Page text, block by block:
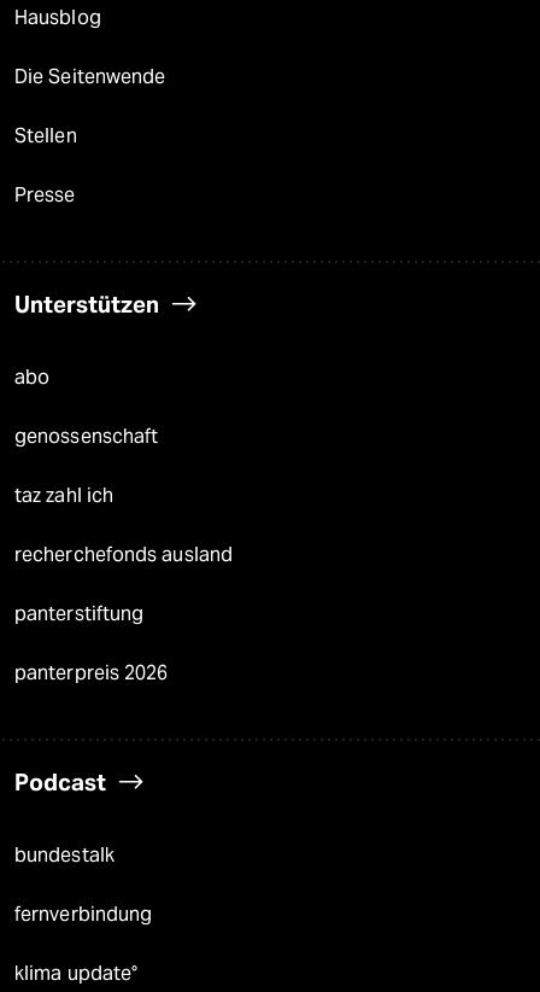
Hausblog
Die Seitenwende
Stellen
Presse
Unterstützen
abo
genossenschaft
taz zahl ich
recherchefonds ausland
panterstiftung
panterpreis 2026
Podcast
bundestalk
fernverbindung
klima update°